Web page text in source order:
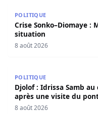
POLITIQUE
Crise Sonko–Diomaye :
situation
8 août 2026
POLITIQUE
Djolof : Idrissa Samb
après une visite du
8 août 2026